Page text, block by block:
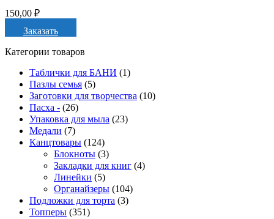
150,00 ₽
Заказать
Категории товаров
Таблички для БАНИ (1)
Пазлы семья (5)
Заготовки для творчества (10)
Пасха - (26)
Упаковка для мыла (23)
Медали (7)
Канцтовары (124)
Блокноты (3)
Закладки для книг (4)
Линейки (5)
Органайзеры (104)
Подложки для торта (3)
Топперы (351)